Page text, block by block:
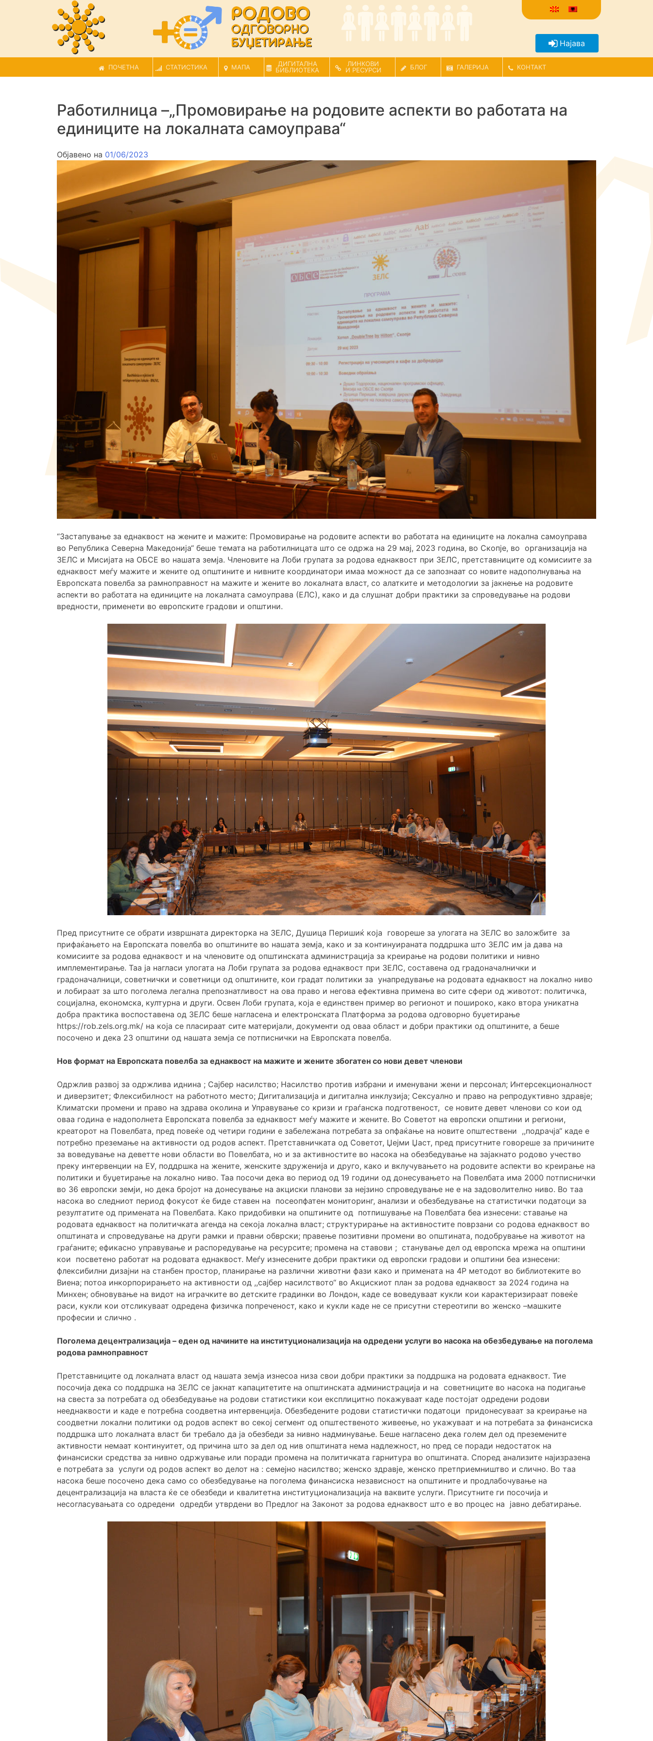
Најава
ПОЧЕТНА СТАТИСТИКА МАПА
ДИГИТАЛНА
БИБЛИОТЕКА
ЛИНКОВИ
И РЕСУРСИ
БЛОГ ГАЛЕРИЈА КОНТАКТ
Работилница –„Промовирање на родовите аспекти во работата на
единиците на локалната самоуправа“
Објавено на 01/06/2023
“Застапување за еднаквост на жените и мажите: Промовирање на родовите аспекти во работата на единиците на локална самоуправа
во Република Северна Македонија“ беше темата на работилницата што се одржа на 29 мај, 2023 година, во Скопје, во организација на
ЗЕЛС и Мисијата на ОБСЕ во нашата земја. Членовите на Лоби групата за родова еднаквост при ЗЕЛС, претставниците од комисиите за
еднаквост меѓу мажите и жените од општините и нивните координатори имаа можност да се запознаат со новите надополнувања на
Европската повелба за рамноправност на мажите и жените во локалната власт, со алатките и методологии за јакнење на родовите
аспекти во работата на единиците на локалната самоуправа (ЕЛС), како и да слушнат добри практики за спроведување на родови
вредности, применети во европските градови и општини.
Пред присутните се обрати извршната директорка на ЗЕЛС, Душица Перишиќ која говореше за улогата на ЗЕЛС во заложбите за
прифаќањето на Европската повелба во општините во нашата земја, како и за континуираната поддршка што ЗЕЛС им ја дава на
комисиите за родова еднаквост и на членовите од општинската администрација за креирање на родови политики и нивно
имплементирање. Таа ја нагласи улогата на Лоби групата за родова еднаквост при ЗЕЛС, составена од градоначалнички и
градоначалници, советнички и советници од општините, кои градат политики за унапредување на родовата еднаквост на локално ниво
и лобираат за што поголема легална препознатливост на ова право и негова ефективна примена во сите сфери од животот: политичка,
социјална, економска, културна и други. Освен Лоби групата, која е единствен пример во регионот и пошироко, како втора уникатна
добра практика воспоставена од ЗЕЛС беше нагласена и електронската Платформа за родова одговорно буџетирање
https://rob.zels.org.mk/ на која се пласираат сите материјали, документи од оваа област и добри практики од општините, а беше
посочено и дека 23 општини од нашата земја се потписнички на Европската повелба.
Нов формат на Европската повелба за еднаквост на мажите и жените збогатен со нови девет членови
Одржлив развој за одржлива иднина ; Сајбер насилство; Насилство против избрани и именувани жени и персонал; Интерсекционалност
и диверзитет; Флексибилност на работното место; Дигитализација и дигитална инклузија; Сексуално и право на репродуктивно здравје;
Климатски промени и право на здрава околина и Управување со кризи и граѓанска подготвеност, се новите девет членови со кои од
оваа година е надополнета Европската повелба за еднаквост меѓу мажите и жените. Во Советот на европски општини и региони,
креаторот на Повелбата, пред повеќе од четири години е забележана потребата за опфаќање на новите општествени ,,подрачја“ каде е
потребно преземање на активности од родов аспект. Претставничката од Советот, Џејми Џаст, пред присутните говореше за причините
за воведување на деветте нови области во Повелбата, но и за активностите во насока на обезбедување на зајакнато родово учество
преку интервенции на ЕУ, поддршка на жените, женските здруженија и друго, како и вклучувањето на родовите аспекти во креирање на
политики и буџетирање на локално ниво. Таа посочи дека во период од 19 години од донесувањето на Повелбата има 2000 потписнички
во 36 европски земји, но дека бројот на донесување на акциски планови за нејзино спроведување не е на задоволително ниво. Во таа
насока во следниот период фокусот ќе биде ставен на посеопфатен мониторинг, анализи и обезбедување на статистички податоци за
резултатите од примената на Повелбата. Како придобивки на општините од потпишување на Повелбата беа изнесени: ставање на
родовата еднаквост на политичката агенда на секоја локална власт; структурирање на активностите поврзани со родова еднаквост во
општината и спроведување на други рамки и правни обврски; правење позитивни промени во општината, подобрување на животот на
граѓаните; ефикасно управување и распоредување на ресурсите; промена на ставови ; станување дел од европска мрежа на општини
кои посветено работат на родовата еднаквост. Меѓу изнесените добри практики од европски градови и општини беа изнесени:
флексибилни дизајни на станбен простор, планирање на различни животни фази како и примената на 4Р методот во библиотеките во
Виена; потоа инкорпорирањето на активности од ,,сајбер насилството“ во Акцискиот план за родова еднаквост за 2024 година на
Минхен; обновување на видот на играчките во детските градинки во Лондон, каде се воведуваат кукли кои карактеризираат повеќе
раси, кукли кои отсликуваат одредена физичка попреченост, како и кукли каде не се присутни стереотипи во женско –машките
професии и слично .
Поголема децентрализација – еден од начините на институционализација на одредени услуги во насока на обезбедување на поголема
родова рамноправност
Претставниците од локалната власт од нашата земја изнесоа низа свои добри практики за поддршка на родовата еднаквост. Тие
посочија дека со поддршка на ЗЕЛС се јакнат капацитетите на општинската администрација и на советниците во насока на подигање
на свеста за потребата од обезбедување на родови статистики кои експлицитно покажуваат каде постојат одредени родови
нееднаквости и каде е потребна соодветна интервенција. Обезбедените родови статистички податоци придонесуваат за креирање на
соодветни локални политики од родов аспект во секој сегмент од општественото живеење, но укажуваат и на потребата за финансиска
поддршка што локалната власт би требало да ја обезбеди за нивно надминување. Беше нагласено дека голем дел од преземените
активности немаат континуитет, од причина што за дел од нив општината нема надлежност, но пред се поради недостаток на
финансиски средства за нивно одржување или поради промена на политичката гарнитура во општината. Според анализите најизразена
е потребата за услуги од родов аспект во делот на : семејно насилство; женско здравје, женско претприемништво и слично. Во таа
насока беше посочено дека само со обезбедување на поголема финансиска независност на општините и продлабочување на
децентрализација на власта ќе се обезбеди и квалитетна институционализација на ваквите услуги. Присутните ги посочија и
несогласувањата со одредени одредби утврдени во Предлог на Законот за родова еднаквост што е во процес на јавно дебатирање.